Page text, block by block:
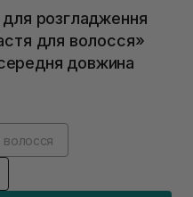
розгладження
для волосся»
довжина
волосся